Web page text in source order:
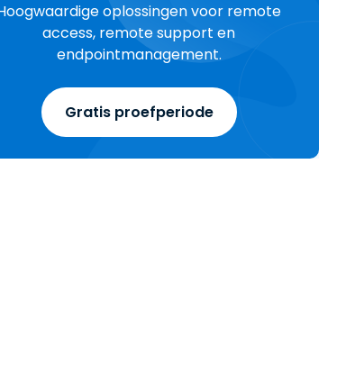
oplossingen voor remote
access, remote support en
endpointmanagement.
Gratis proefperiode